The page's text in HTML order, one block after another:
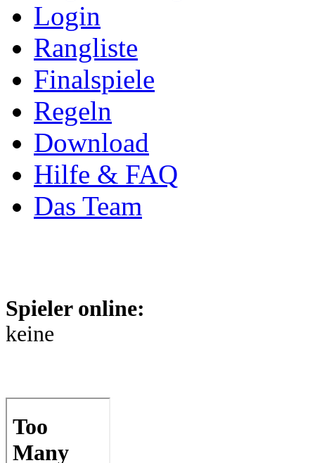
Login
Rangliste
Finalspiele
Regeln
Download
Hilfe & FAQ
Das Team
Spieler online:
keine